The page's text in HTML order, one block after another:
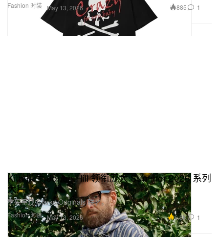
Fashion 时装 May 13, 2026 885 1
Fashion 时装
Kith 携手 Jonah Hill 领衔庞大 Summer 2026 系列
大片
重磅呈现 Clarks Originals 联名。
May 13, 2026 6.8K 1